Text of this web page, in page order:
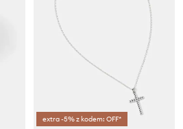
extra -5% z kodem: OFF*